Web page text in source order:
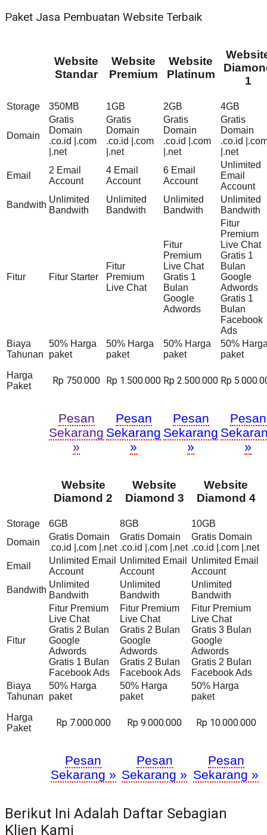
Paket Jasa Pembuatan Website Terbaik
Website
Standar
Website
Premium
Website
Platinum
1
Storage 350MB 1GB 2GB 4GB
Domain
Gratis
Domain
.co.id |.com
|.net
Gratis
Domain
.co.id |.com
|.net
Gratis
Domain
.co.id |.com
|.net
Gratis
Domain
.co.id
|.net
Email
2 Email
Account
4 Email
Account
6 Email
Account
Unlimited
Email
Account
Bandwith
Unlimited
Bandwith
Unlimited
Bandwith
Unlimited
Bandwith
Unlimited
Bandwith
Fitur Fitur Starter
Fitur
Premium
Live Chat
Fitur
Premium
Live Chat
Gratis 1
Bulan
Google
Adwords
Fitur
Premium
Live Chat
Gratis 1
Bulan
Google
Adwords
Gratis 1
Bulan
Facebook
Ads
Biaya
Tahunan
50% Harga
paket
50% Harga
paket
50% Harga
paket
50%
paket
Harga
Paket
Rp 750.000 Rp 1.500.000 Rp 2.500.000 Rp
Pesan
Sekarang
»
Pesan
Sekarang
»
Pesan
Sekarang
»
Pesan
»
Website
Diamond 2
Website
Diamond 3
Website
Diamond 4
Storage 6GB 8GB
10GB
Domain
Gratis Domain
.co.id |.com |.net
Gratis Domain
.co.id |.com |.net
Gratis Domain
.co.id |.com |.net
Email
Unlimited Email
Account
Unlimited Email
Account
Unlimited Email
Account
Bandwith
Unlimited
Bandwith
Unlimited
Bandwith
Unlimited
Bandwith
Fitur
Fitur Premium
Live Chat
Gratis 2 Bulan
Google
Adwords
Gratis 1 Bulan
Facebook Ads
Fitur Premium
Live Chat
Gratis 2 Bulan
Google
Adwords
Gratis 2 Bulan
Facebook Ads
Fitur Premium
Live Chat
Gratis 3 Bulan
Google
Adwords
Gratis 2 Bulan
Facebook Ads
Biaya
Tahunan
50% Harga
paket
50% Harga
paket
50% Harga
paket
Harga
Paket
Rp 7.000.000 Rp 9.000.000 Rp 10.000.000
Pesan
Sekarang »
Pesan
Sekarang »
Pesan
Sekarang »
Berikut Ini Adalah Daftar Sebagian
Klien Kami